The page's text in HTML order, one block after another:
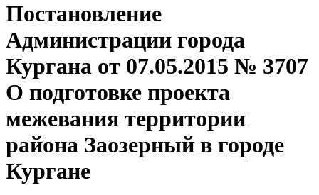
Постановление
Администрации города
Кургана от 07.05.2015 № 3707
О подготовке проекта
межевания территории
района Заозерный в городе
Кургане